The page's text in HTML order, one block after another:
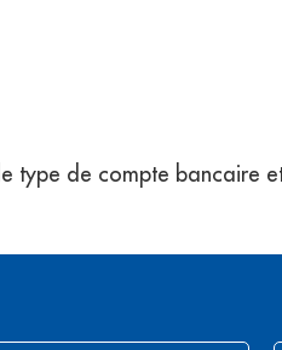
type de compte bancaire